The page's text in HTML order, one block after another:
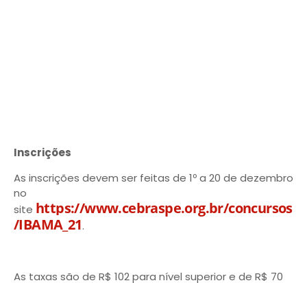
Inscrições
As inscrições devem ser feitas de 1º a 20 de dezembro
no
site https://www.cebraspe.org.br/concursos
/IBAMA_21.
As taxas são de R$ 102 para nível superior e de R$ 70